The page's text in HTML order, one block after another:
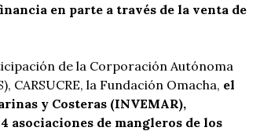
en parte a través de la venta de
de la Corporación Autónoma
CARSUCRE, la Fundación Omacha, el
y Costeras (INVEMAR),
asociaciones de mangleros de los